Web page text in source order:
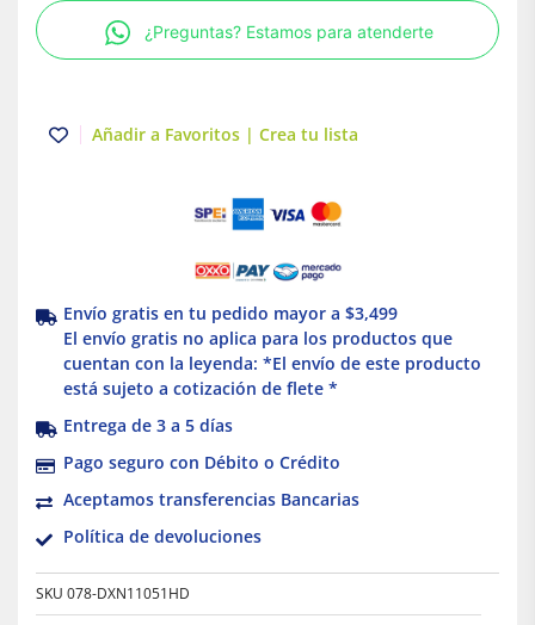
2x2
cm
Blanco
Electric
¿Preguntas? Estamos para atenderte
Añadir a Favoritos | Crea tu lista
Envío gratis en tu pedido mayor a $3,499
El envío gratis no aplica para los productos que
cuentan con la leyenda: *El envío de este producto
está sujeto a cotización de flete *
Entrega de 3 a 5 días
Pago seguro con Débito o Crédito
Aceptamos transferencias Bancarias
Política de devoluciones
SKU 078-DXN11051HD